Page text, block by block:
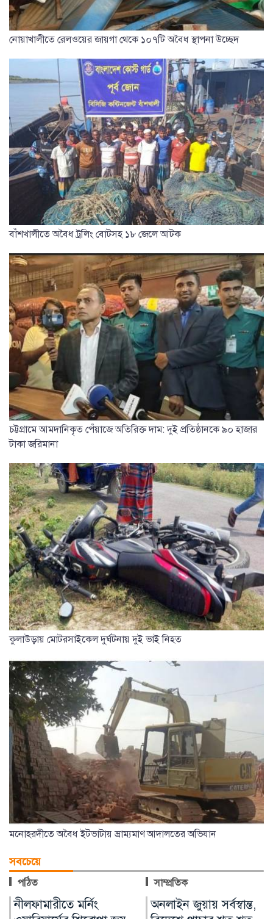
নোয়াখালীতে রেলওয়ের জায়গা থেকে ১০৭টি অবৈধ স্থাপনা উচ্ছেদ
বাঁশখালীতে অবৈধ ট্রলিং বোটসহ ১৮ জেলে আটক
চট্টগ্রামে আমদানিকৃত পেঁয়াজে অতিরিক্ত দাম: দুই প্রতিষ্ঠানকে ৯০ হাজার
টাকা জরিমানা
কুলাউড়ায় মোটরসাইকেল দুর্ঘটনায় দুই ভাই নিহত
মনোহরদীতে অবৈধ ইটভাটায় ভ্রাম্যমাণ আদালতের অভিযান
সবচেয়ে
পঠিত সাম্প্রতিক
অনলাইন জুয়ায় সর্বস্বান্ত,
শেখ হাসিনা দেশে ফিরে